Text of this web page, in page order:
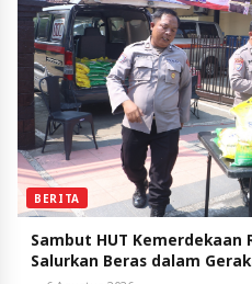
BERITA
Sambut HUT Kemerdekaan
Salurkan Beras dalam